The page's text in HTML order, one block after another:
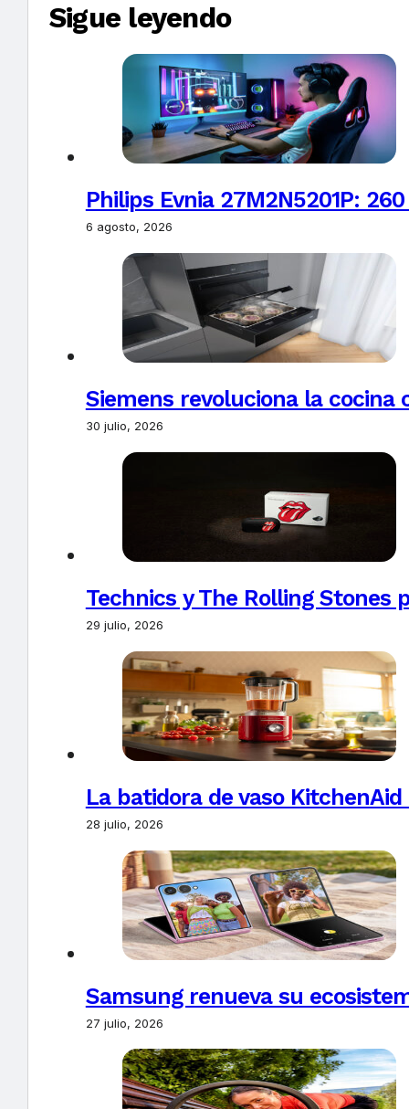
Sigue leyendo
Philips Evnia 27M2N5201P:
6 agosto, 2026
Siemens revoluciona la
30 julio, 2026
Technics y The Rolling Stones
29 julio, 2026
La batidora de vaso
28 julio, 2026
Samsung renueva su
27 julio, 2026